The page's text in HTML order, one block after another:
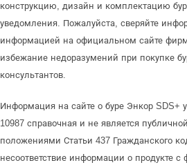
конструкцию, дизайн и комплектацию
уведомления. Пожалуйста, сверяйте
информацией на официальном сайте
избежание недоразумений при покупке
консультантов.
Информация на сайте о буре Энкор SDS+
10987 справочная и не является
положениями Статьи 437 Гражданского
несоответствие информации о продукте с